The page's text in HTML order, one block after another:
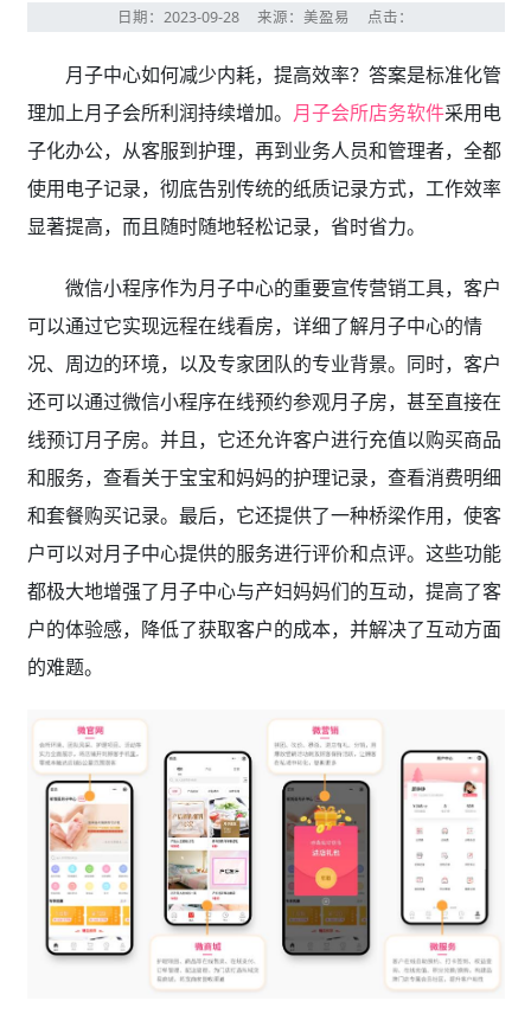
日期：2023-09-28 来源：美盈易 点击：
月子中心如何减少内耗，提高效率？答案是标准化管
理加上月子会所利润持续增加。 月子会所店务软件采用电
子化办公，从客服到护理，再到业务人员和管理者，全都
使用电子记录，彻底告别传统的纸质记录方式，工作效率
显著提高，而且随时随地轻松记录，省时省力。
微信小程序作为月子中心的重要宣传营销工具，客户
可以通过它实现远程在线看房，详细了解月子中心的情
况、周边的环境，以及专家团队的专业背景。同时，客户
还可以通过微信小程序在线预约参观月子房，甚至直接在
线预订月子房。并且，它还允许客户进行充值以购买商品
和服务，查看关于宝宝和妈妈的护理记录，查看消费明细
和套餐购买记录。最后，它还提供了一种桥梁作用，使客
户可以对月子中心提供的服务进行评价和点评。这些功能
都极大地增强了月子中心与产妇妈妈们的互动，提高了客
户的体验感，降低了获取客户的成本，并解决了互动方面
的难题。